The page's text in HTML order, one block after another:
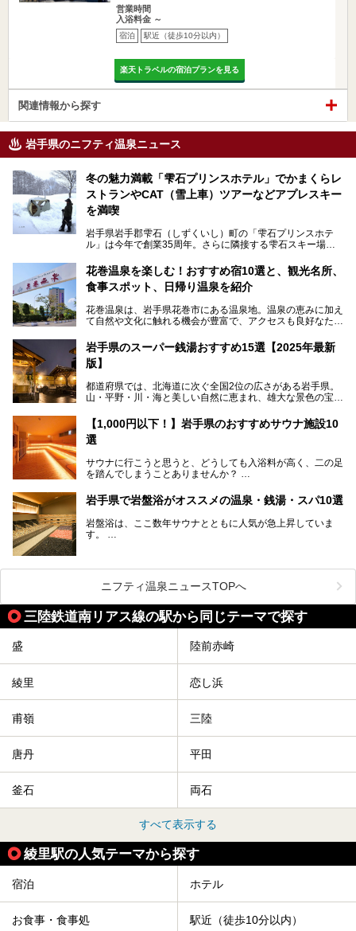
営業時間
入浴料金 ～
宿泊 駅近（徒歩10分以内）
楽天トラベルの宿泊プランを見る
関連情報から探す
岩手県のニフティ温泉ニュース
冬の魅力満載「雫石プリンスホテル」でかまくらレ
ストランやCAT（雪上車）ツアーなどアプレスキー
を満喫
岩手県岩手郡雫石（しずくいし）町の「雫石プリンスホテ
ル」は今年で創業35周年。さらに隣接する雫石スキー場は
の後"）の充実をはかり、テーマをSNOW（雪）＋NOVA
（新星）で「SNØVA（スノーヴァ）」としました！
喫できるパウダースノーの雫石。というわけで、「雫石プリ
ンスホテル」にお出かけして楽しめるアクティビティや温泉
───
提供元：株式会社西武・プリンスホテルズワールドワイド
この記事は雫石プリンスホテルのPR記事です。
花巻温泉を楽しむ！おすすめ宿10選と、観光名所、
食事スポット、日帰り温泉を紹介
花巻温泉は、岩手県花巻市にある温泉地。温泉の恵みに加え
て自然や文化に触れる機会が豊富で、アクセスも良好なた
この記事では、花巻温泉の魅力、おすすめの宿・注目すべき
観光スポット・味わい深い食事処・気軽に立ち寄れる日帰り
花巻温泉での日常を忘れられる特別な体験を通じて、いつも
岩手県のスーパー銭湯おすすめ15選【2025年最新
版】
都道府県では、北海道に次ぐ全国2位の広さがある岩手県。
山・平野・川・海と美しい自然に恵まれ、雄大な景色の宝庫
三陸の魚介類などの岩手グルメは全国に知られていますね。
大自然に囲まれた岩手県には、温泉が多く湧き出していま
す。今回は、岩手県でおすすめのスーパー銭湯をご紹介しま
【1,000円以下！】岩手県のおすすめサウナ施設10
選
サウナに行こうと思うと、どうしても入浴料が高く、二の足
を踏んでしまうことありませんか？
そこで値段を抑えた格安でお風呂とサウナを満喫できる充実
の施設を紹介します！
サクッと、月何回もサウナを楽しみたい人にとってはピッタ
リの場所ばかりなんですよ。
岩手県で岩盤浴がオススメの温泉・銭湯・スパ10選
岩盤浴は、ここ数年サウナとともに人気が急上昇していま
す。
今回は、岩手県でおすすめの温泉、銭湯、スパにある岩盤浴
を紹介します！
温度も低めなので、暑いのが苦手な人でも大満足な施設です
ニフティ温泉ニュースTOPへ
三陸鉄道南リアス線の駅から同じテーマで探す
盛 陸前赤崎
綾里 恋し浜
甫嶺 三陸
唐丹 平田
釜石 両石
すべて表示する
綾里駅の人気テーマから探す
宿泊 ホテル
お食事・食事処 駅近（徒歩10分以内）